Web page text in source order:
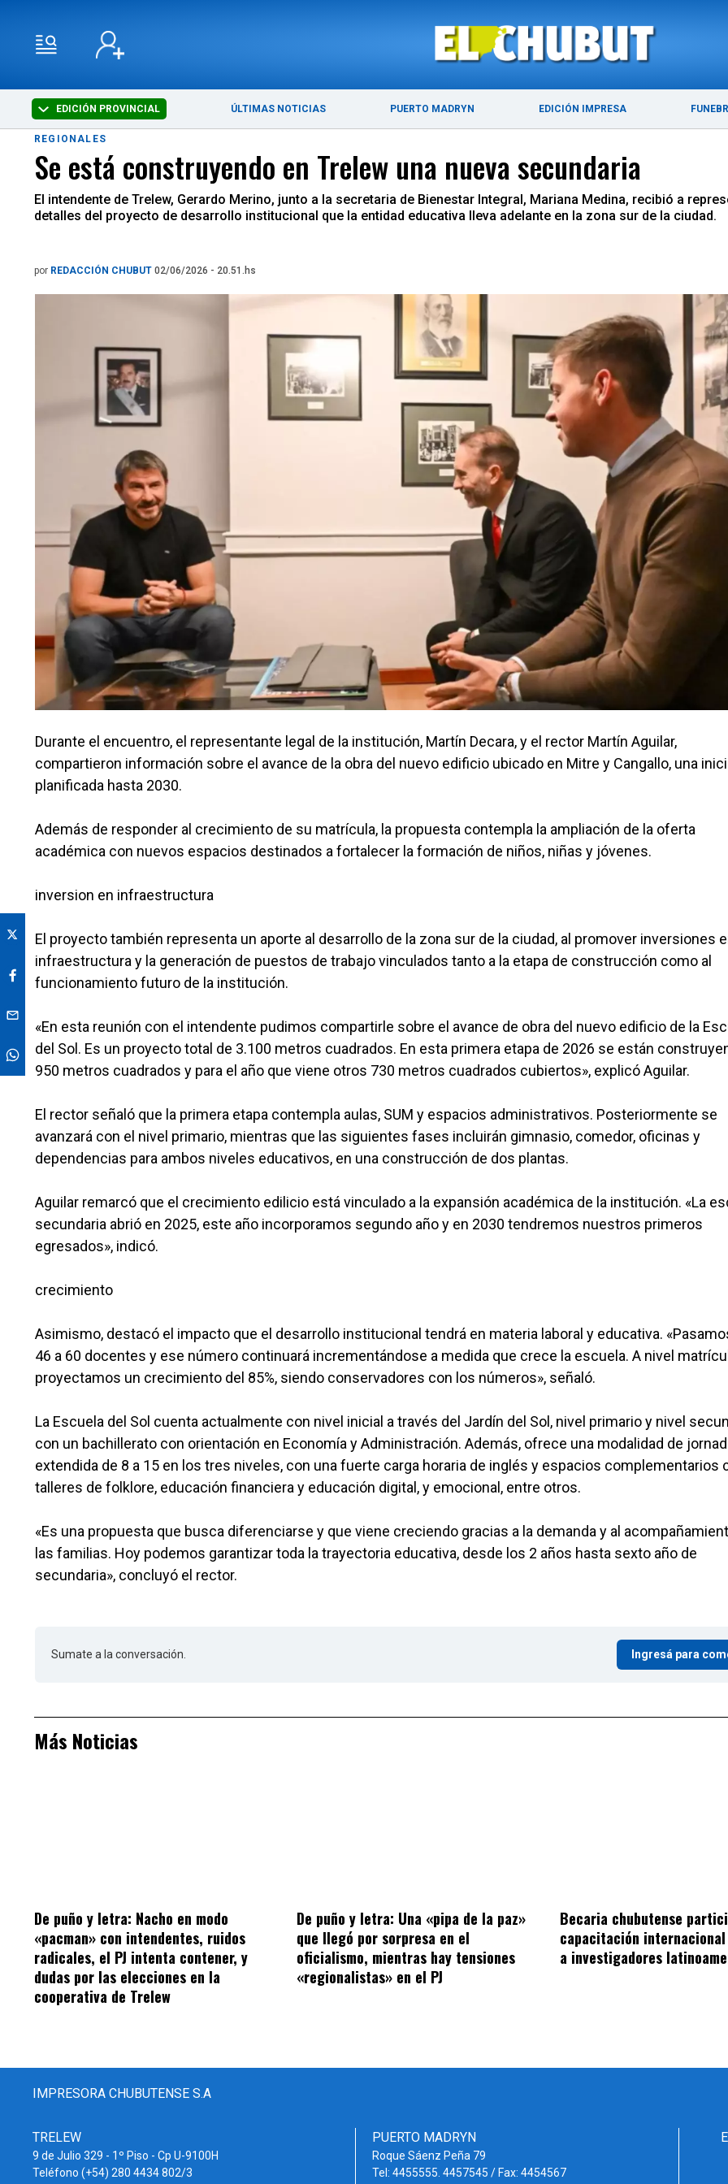
EDICIÓN PROVINCIAL ÚLTIMAS NOTICIAS PUERTO MADRYN EDICIÓN IMPRESA
ÚLTIMAS NOTICIAS PUERTO MADRYN
REGIONALES
Se está construyendo en Trelew una nueva secundaria
El intendente de Trelew, Gerardo Merino, junto a la secretaria de Bienestar Integral, Mariana Medina, recibió a
detalles del proyecto de desarrollo institucional que la entidad educativa lleva adelante en la zona sur de la ciudad.
por REDACCIÓN CHUBUT 02/06/2026 - 20.51.hs
Durante el encuentro, el representante legal de la institución, Martín Decara, y el rector Martín Aguilar,
compartieron información sobre el avance de la obra del nuevo edificio ubicado en Mitre y Cangallo, una
planificada hasta 2030.
Además de responder al crecimiento de su matrícula, la propuesta contempla la ampliación de la oferta
académica con nuevos espacios destinados a fortalecer la formación de niños, niñas y jóvenes.
inversion en infraestructura
El proyecto también representa un aporte al desarrollo de la zona sur de la ciudad, al promover inversiones
infraestructura y la generación de puestos de trabajo vinculados tanto a la etapa de construcción como al
funcionamiento futuro de la institución.
«En esta reunión con el intendente pudimos compartirle sobre el avance de obra del nuevo edificio de la
del Sol. Es un proyecto total de 3.100 metros cuadrados. En esta primera etapa de 2026 se están
950 metros cuadrados y para el año que viene otros 730 metros cuadrados cubiertos», explicó Aguilar.
El rector señaló que la primera etapa contempla aulas, SUM y espacios administrativos. Posteriormente se
avanzará con el nivel primario, mientras que las siguientes fases incluirán gimnasio, comedor, oficinas y
dependencias para ambos niveles educativos, en una construcción de dos plantas.
Aguilar remarcó que el crecimiento edilicio está vinculado a la expansión académica de la institución. «La
secundaria abrió en 2025, este año incorporamos segundo año y en 2030 tendremos nuestros primeros
egresados», indicó.
crecimiento
Asimismo, destacó el impacto que el desarrollo institucional tendrá en materia laboral y educativa.
46 a 60 docentes y ese número continuará incrementándose a medida que crece la escuela. A nivel
proyectamos un crecimiento del 85%, siendo conservadores con los números», señaló.
La Escuela del Sol cuenta actualmente con nivel inicial a través del Jardín del Sol, nivel primario y nivel
con un bachillerato con orientación en Economía y Administración. Además, ofrece una modalidad de
extendida de 8 a 15 en los tres niveles, con una fuerte carga horaria de inglés y espacios complementarios
talleres de folklore, educación financiera y educación digital, y emocional, entre otros.
«Es una propuesta que busca diferenciarse y que viene creciendo gracias a la demanda y al
las familias. Hoy podemos garantizar toda la trayectoria educativa, desde los 2 años hasta sexto año de
secundaria», concluyó el rector.
Sumate a la conversación. Ingresá para
Más Noticias
De puño y letra: Nacho en modo
«pacman» con intendentes, ruidos
radicales, el PJ intenta contener, y
dudas por las elecciones en la
cooperativa de Trelew
De puño y letra: Una «pipa de la paz»
que llegó por sorpresa en el
oficialismo, mientras hay tensiones
«regionalistas» en el PJ
Becaria chubutense
capacitación
a investigadores
IMPRESORA CHUBUTENSE S.A
TRELEW
9 de Julio 329 - 1º Piso - Cp U-9100H
Teléfono (+54) 280 4434 802/3
PUERTO MADRYN
Roque Sáenz Peña 79
Tel: 4455555. 4457545 / Fax: 4454567